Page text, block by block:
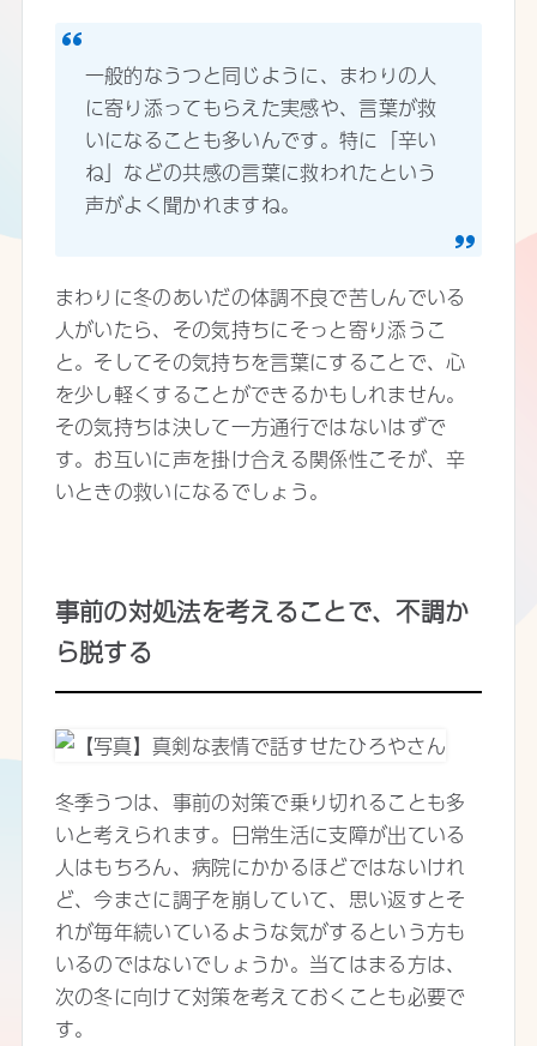
一般的なうつと同じように、まわりの人
に寄り添ってもらえた実感や、言葉が救
いになることも多いんです。特に「辛い
ね」などの共感の言葉に救われたという
声がよく聞かれますね。
まわりに冬のあいだの体調不良で苦しんでいる
人がいたら、その気持ちにそっと寄り添うこ
と。そしてその気持ちを言葉にすることで、心
を少し軽くすることができるかもしれません。
その気持ちは決して一方通行ではないはずで
す。お互いに声を掛け合える関係性こそが、辛
いときの救いになるでしょう。
事前の対処法を考えることで、不調か
ら脱する
冬季うつは、事前の対策で乗り切れることも多
いと考えられます。日常生活に支障が出ている
人はもちろん、病院にかかるほどではないけれ
ど、今まさに調子を崩していて、思い返すとそ
れが毎年続いているような気がするという方も
いるのではないでしょうか。当てはまる方は、
次の冬に向けて対策を考えておくことも必要で
す。